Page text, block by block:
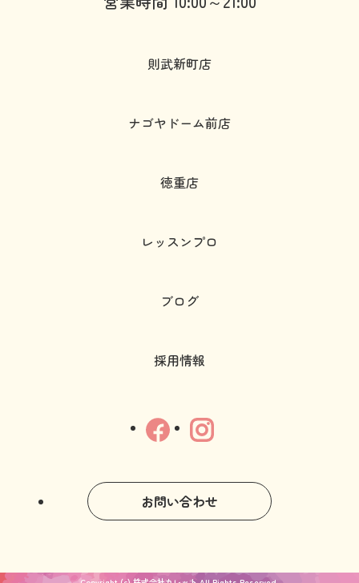
則武新町店
ナゴヤドーム前店
徳重店
レッスンプロ
ブログ
採用情報
お問い合わせ